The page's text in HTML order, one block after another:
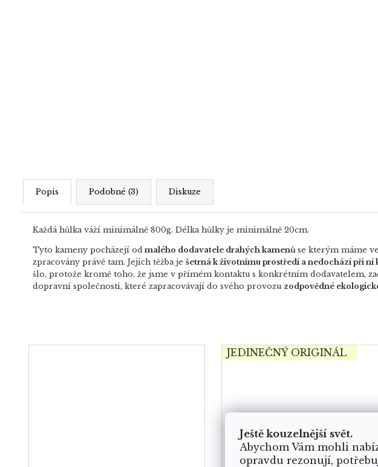
Ještě kouzelnější svět.
Abychom Vám mohli
opravdu rezonují,
Popis Podobné (3) Diskuze
Každá hůlka váží minimálně 800g. Délka hůlky je minimálně 20cm.
Tyto kameny pocházejí od malého dodavatele drahých kamenů se kterým máme
zpracovány právě tam. Jejich těžba je šetrná k životnímu prostředí a nedochází při ní
šlo, protože kromě toho, že jsme v přímém kontaktu s konkrétním dodavatelem,
dopravní společnosti, které zapracovávají do svého provozu zodpovědné
JEDINEČNÝ ORIGINÁL